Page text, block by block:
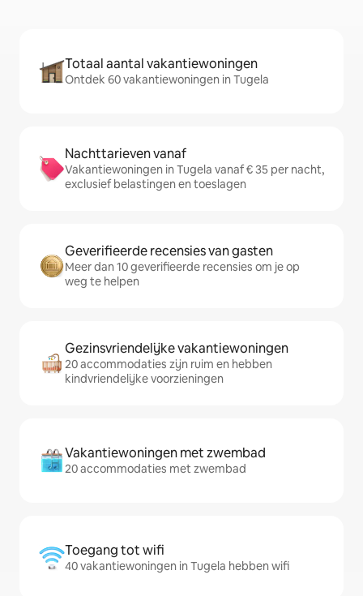
Totaal aantal vakantiewoningen
Ontdek 60 vakantiewoningen in Tugela
Nachttarieven vanaf
Vakantiewoningen in Tugela vanaf € 35 per nacht,
exclusief belastingen en toeslagen
Geverifieerde recensies van gasten
Meer dan 10 geverifieerde recensies om je op
weg te helpen
Gezinsvriendelijke vakantiewoningen
20 accommodaties zijn ruim en hebben
kindvriendelijke voorzieningen
Vakantiewoningen met zwembad
20 accommodaties met zwembad
Toegang tot wifi
40 vakantiewoningen in Tugela hebben wifi